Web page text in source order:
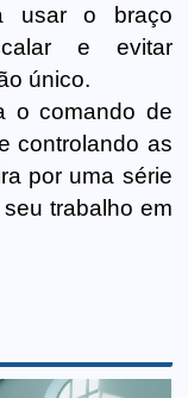
usar o braço
e evitar
único.
o comando de
controlando as
por uma série
trabalho em